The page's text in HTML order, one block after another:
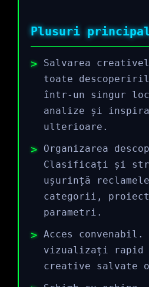
Plusuri
Salvarea
toate
într-un singur
analize și
ulterioare.
Organizarea
Clasificați și
ușurință
categorii,
parametri.
Acces
vizualizați rapid
creative salvate